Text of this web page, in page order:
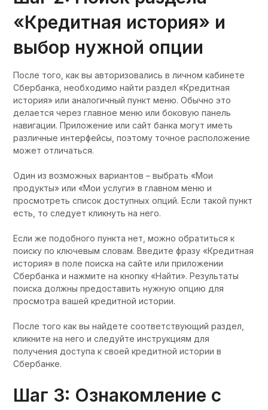
«Кредитная история» и
выбор нужной опции
После того, как вы авторизовались в личном кабинете
Сбербанка, необходимо найти раздел «Кредитная
история» или аналогичный пункт меню. Обычно это
делается через главное меню или боковую панель
навигации. Приложение или сайт банка могут иметь
различные интерфейсы, поэтому точное расположение
может отличаться.
Один из возможных вариантов – выбрать «Мои
продукты» или «Мои услуги» в главном меню и
просмотреть список доступных опций. Если такой пункт
есть, то следует кликнуть на него.
Если же подобного пункта нет, можно обратиться к
поиску по ключевым словам. Введите фразу «Кредитная
история» в поле поиска на сайте или приложении
Сбербанка и нажмите на кнопку «Найти». Результаты
поиска должны предоставить нужную опцию для
просмотра вашей кредитной истории.
После того как вы найдете соответствующий раздел,
кликните на него и следуйте инструкциям для
получения доступа к своей кредитной истории в
Сбербанке.
Шаг 3: Ознакомление с